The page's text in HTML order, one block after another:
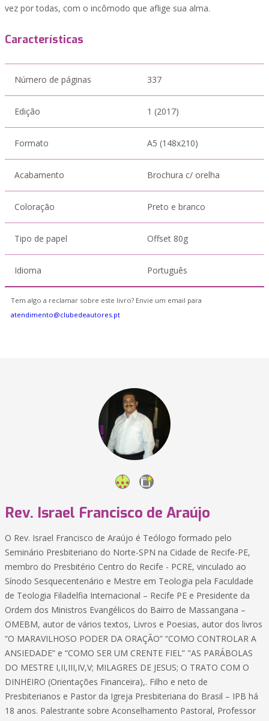
vez por todas, com o incômodo que aflige sua alma.
Características
Número de páginas 337
Edição 1 (2017)
Formato A5 (148x210)
Acabamento Brochura c/ orelha
Coloração Preto e branco
Tipo de papel Offset 80g
Idioma Português
Tem algo a reclamar sobre este livro? Envie um email para
atendimento@clubedeautores.pt
Rev. Israel Francisco de Araújo
O Rev. Israel Francisco de Araújo é Teólogo formado pelo
Seminário Presbiteriano do Norte-SPN na Cidade de Recife-PE,
membro do Presbitério Centro do Recife - PCRE, vinculado ao
Sínodo Sesquecentenário e Mestre em Teologia pela Faculdade
de Teologia Filadelfia Internacional – Recife PE e Presidente da
Ordem dos Ministros Evangélicos do Bairro de Massangana –
OMEBM, autor de vários textos, Livros e Poesias, autor dos livros
“O MARAVILHOSO PODER DA ORAÇÃO” “COMO CONTROLAR A
ANSIEDADE” e “COMO SER UM CRENTE FIEL” "AS PARÁBOLAS
DO MESTRE I,II,III,IV,V; MILAGRES DE JESUS; O TRATO COM O
DINHEIRO (Orientações Financeira),. Filho e neto de
Presbiterianos e Pastor da Igreja Presbiteriana do Brasil – IPB há
18 anos. Palestrante sobre Aconselhamento Pastoral, Professor